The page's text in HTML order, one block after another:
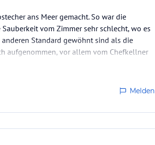
ans Meer gemacht. So war die
vom Zimmer sehr schlecht, wo es
Standard gewöhnt sind als die
aufgenommen, vor allem vom Chefkellner
Melden